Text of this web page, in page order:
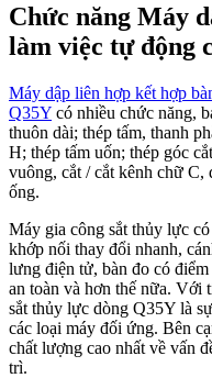
Chức năng Máy
làm việc tự động
Máy dập liên hợp kết hợp
Q35Y có nhiều chức năng,
thuôn dài; thép tấm, thanh
H; thép tấm uốn; thép góc
vuông, cắt / cắt kênh chữ C,
ống.
Máy gia công sắt thủy lực
khớp nối thay đổi nhanh,
lưng điện tử, bàn đo có
an toàn và hơn thế nữa. Với
sắt thủy lực dòng Q35Y là
các loại máy đối ứng. Bên
chất lượng cao nhất về vấn
trì.